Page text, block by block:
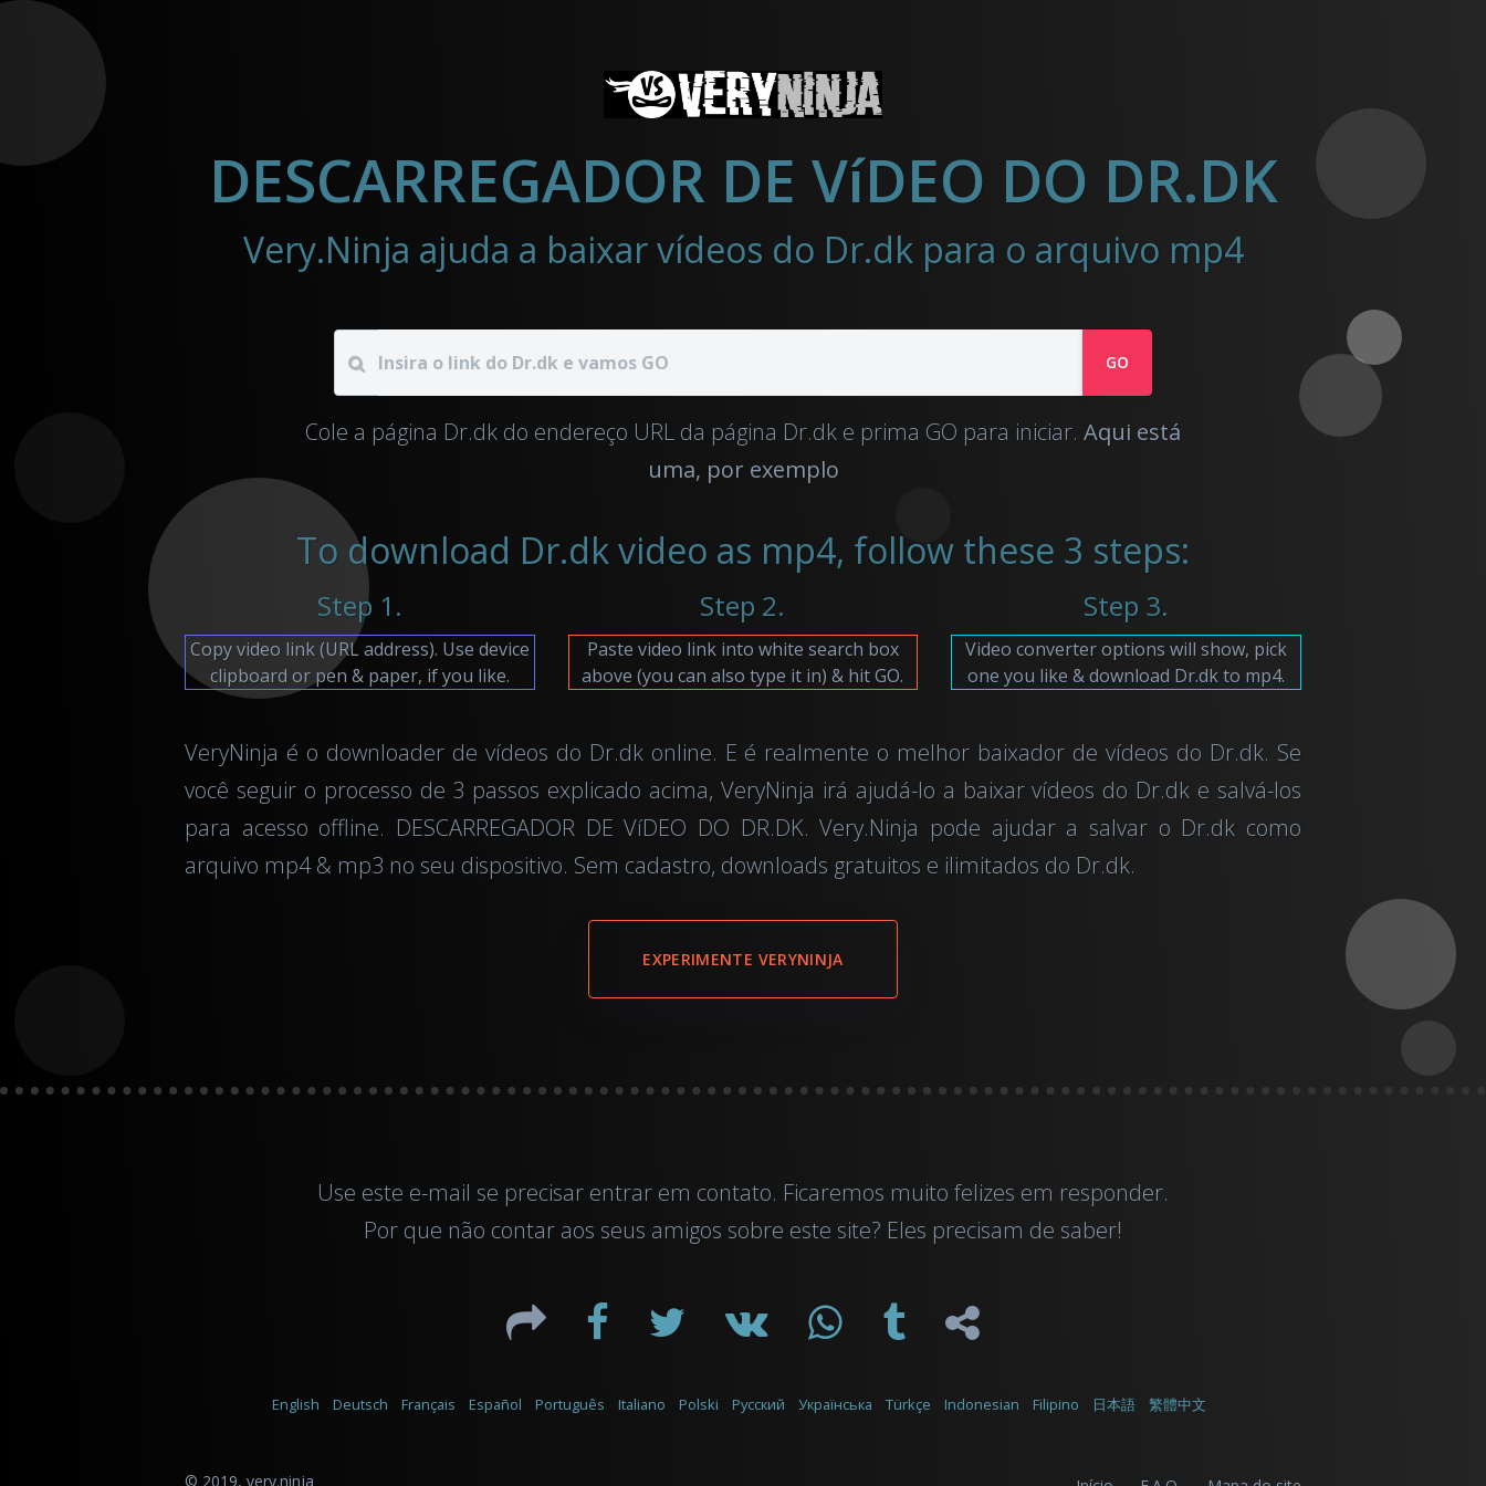
DESCARREGADOR DE VíDEO DO DR.DK
Very.Ninja ajuda a baixar vídeos do Dr.dk para o arquivo mp4
GO
Cole a página Dr.dk do endereço URL da página Dr.dk e prima GO para iniciar. Aqui está
uma, por exemplo
To download Dr.dk video as mp4, follow these 3 steps:
Step 1.
Copy video link (URL address). Use device
clipboard or pen & paper, if you like.
Step 2.
Paste video link into white search box
above (you can also type it in) & hit GO.
Step 3.
Video converter options will show, pick
one you like & download Dr.dk to mp4.
VeryNinja é o downloader de vídeos do Dr.dk online. E é realmente o melhor baixador de vídeos do Dr.dk. Se
você seguir o processo de 3 passos explicado acima, VeryNinja irá ajudá-lo a baixar vídeos do Dr.dk e salvá-los
para acesso offline. DESCARREGADOR DE VíDEO DO DR.DK. Very.Ninja pode ajudar a salvar o Dr.dk como
arquivo mp4 & mp3 no seu dispositivo. Sem cadastro, downloads gratuitos e ilimitados do Dr.dk.
EXPERIMENTE VERYNINJA
Use este e-mail se precisar entrar em contato. Ficaremos muito felizes em responder.
Por que não contar aos seus amigos sobre este site? Eles precisam de saber!
English Deutsch Français Español Português Italiano Polski Русский Українська Türkçe Indonesian Filipino 日本語 繁體中文
© 2019, very.ninja